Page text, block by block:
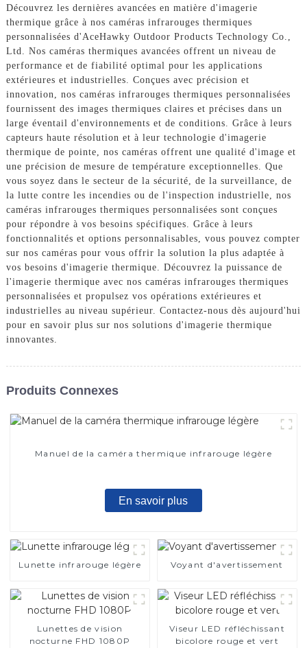
Découvrez les dernières avancées en matière d'imagerie
thermique grâce à nos caméras infrarouges thermiques
personnalisées d'AceHawky Outdoor Products Technology Co.,
Ltd. Nos caméras thermiques avancées offrent un niveau de
performance et de fiabilité optimal pour les applications
extérieures et industrielles. Conçues avec précision et
innovation, nos caméras infrarouges thermiques personnalisées
fournissent des images thermiques claires et précises dans un
large éventail d'environnements et de conditions. Grâce à leurs
capteurs haute résolution et à leur technologie d'imagerie
thermique de pointe, nos caméras offrent une qualité d'image et
une précision de mesure de température exceptionnelles. Que
vous soyez dans le secteur de la sécurité, de la surveillance, de
la lutte contre les incendies ou de l'inspection industrielle, nos
caméras infrarouges thermiques personnalisées sont conçues
pour répondre à vos besoins spécifiques. Grâce à leurs
fonctionnalités et options personnalisables, vous pouvez compter
sur nos caméras pour vous offrir la solution la plus adaptée à
vos besoins d'imagerie thermique. Découvrez la puissance de
l'imagerie thermique avec nos caméras infrarouges thermiques
personnalisées et propulsez vos opérations extérieures et
industrielles au niveau supérieur. Contactez-nous dès aujourd'hui
pour en savoir plus sur nos solutions d'imagerie thermique
innovantes.
Produits Connexes
Manuel de la caméra thermique infrarouge légère
En savoir plus
Lunette infrarouge légère Voyant d'avertissement
Lunettes de vision
nocturne FHD 1080P
Viseur LED réfléchissant
bicolore rouge et vert